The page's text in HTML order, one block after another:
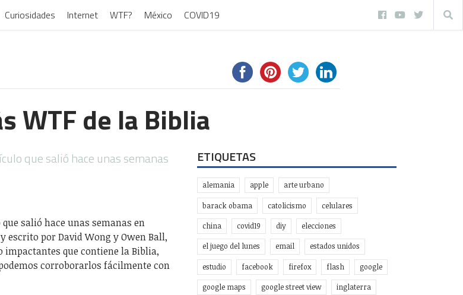
Curiosidades Internet WTF? México COVID19
WTF de la Biblia
que salió hace unas semanas
salió hace unas semanas en
y escrito por David Wong y Owen Ball,
impactantes que contiene la Biblia,
corroborarlos fácilmente con
ETIQUETAS
alemania apple arte urbano
barack obama catolicismo celulares
china covid19 diy elecciones
el juego del lunes email estados unidos
estudio facebook firefox flash google
google maps google street view inglaterra